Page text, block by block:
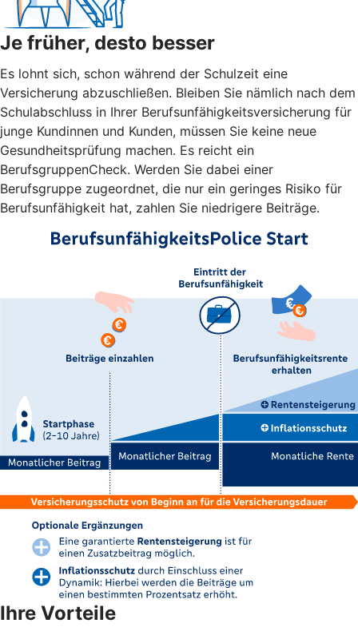
Je früher, desto besser
Es lohnt sich, schon während der Schulzeit eine
Versicherung abzuschließen. Bleiben Sie nämlich nach dem
Schulabschluss in Ihrer Berufsunfähigkeitsversicherung für
junge Kundinnen und Kunden, müssen Sie keine neue
Gesundheitsprüfung machen. Es reicht ein
BerufsgruppenCheck. Werden Sie dabei einer
Berufsgruppe zugeordnet, die nur ein geringes Risiko für
Berufsunfähigkeit hat, zahlen Sie niedrigere Beiträge.
Ihre Vorteile